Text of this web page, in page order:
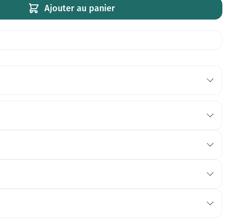
Ajouter au panier